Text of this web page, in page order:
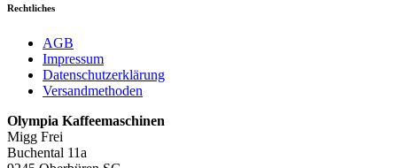
Rechtliches
AGB
Impressum
Datenschutzerklärung
Versandmethoden
Olympia Kaffeemaschinen
Migg Frei
Buchental 11a